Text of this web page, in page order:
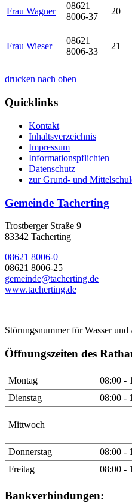
Frau Wagner
08621
8006-37
20
Frau Wieser
08621
8006-33
21
drucken nach oben
Quicklinks
Kontakt
Inhaltsverzeichnis
Impressum
Informationspflichten
Datenschutz
zur Grund- und
Gemeinde Tacherting
Trostberger Straße 9
83342 Tacherting
08621 8006-0
08621 8006-25
gemeinde@tacherting.de
www.tacherting.de
Störungsnummer für Wasser
Öffnungszeiten des
Montag 08:00 -
Dienstag
08:00 -
Mittwoch
Donnerstag 08:00 -
Freitag
08:00 -
Bankverbindungen: